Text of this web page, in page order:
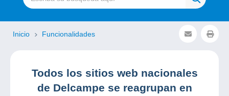
Inicio Funcionalidades
Todos los sitios web nacionales
de Delcampe se reagrupan en